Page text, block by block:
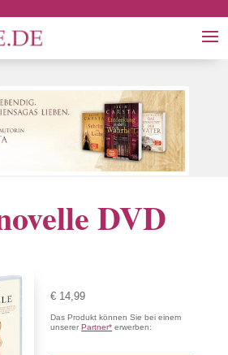
DVD
€ 14,99
Das Produkt können Sie bei einem
unsererPartner* erwerben: